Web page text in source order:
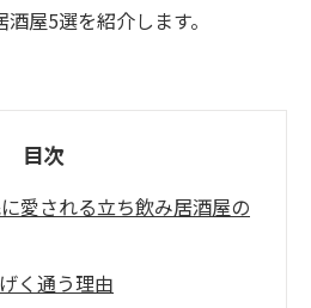
屋5選を紹介します。
目次
愛される立ち飲み居酒屋の
く通う理由